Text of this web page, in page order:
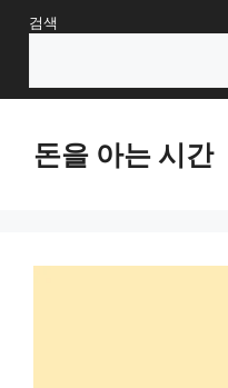
Skip검색
돈을 아는 시간